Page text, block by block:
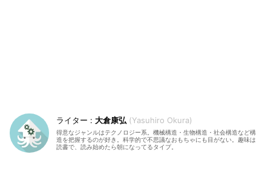
大倉康弘 Yasuhiro Okura
得意なジャンルはテクノロジー系。機械構造・生物構造・社会構造など構
造を把握するのが好き。科学的で不思議なおもちゃにも目がない。趣味は
読書で、読み始めたら朝になってるタイプ。